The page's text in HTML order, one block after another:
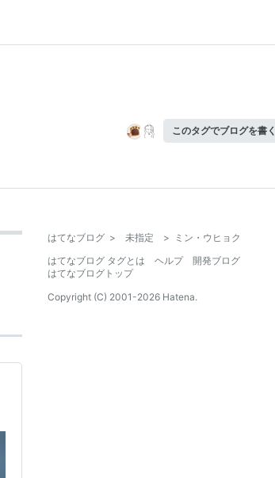
このタグでブログを書く
はてなブログ > 未指定 >
ミン・ウヒョク
はてなブログ タグとは
ヘルプ
開発ブログ
はてなブログトップ
Copyright (C) 2001-2026 Hatena.